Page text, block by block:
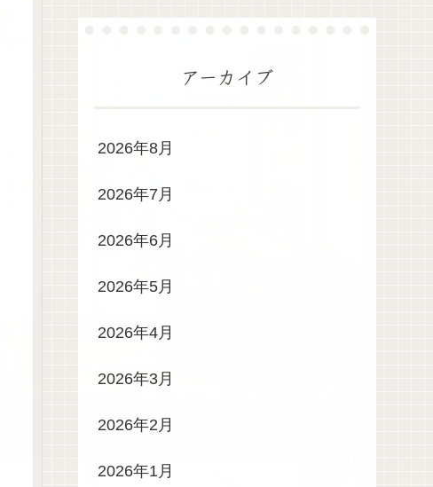
アーカイブ
2026年8月
2026年7月
2026年6月
2026年5月
2026年4月
2026年3月
2026年2月
2026年1月